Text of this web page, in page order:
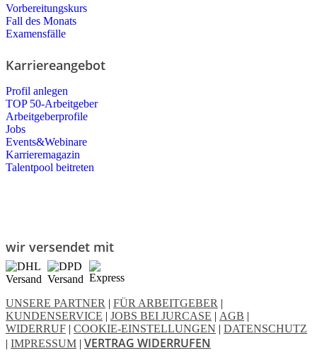
Vorbereitungskurs
Fall des Monats
Examensfälle
Karriereangebot
Profil anlegen
TOP 50-Arbeitgeber
Arbeitgeberprofile
Jobs
Events&Webinare
Karrieremagazin
Talentpool beitreten
wir versendet mit
UNSERE PARTNER | FÜR ARBEITGEBER |
KUNDENSERVICE | JOBS BEI JURCASE | AGB |
WIDERRUF | COOKIE-EINSTELLUNGEN | DATENSCHUTZ
| IMPRESSUM | VERTRAG WIDERRUFEN